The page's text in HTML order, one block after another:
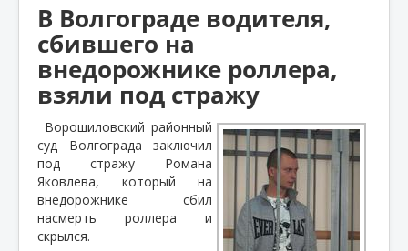
В Волгограде водителя,
сбившего на
внедорожнике роллера,
взяли под стражу
Ворошиловский районный
суд Волгограда заключил
под стражу Романа
Яковлева, который на
внедорожнике сбил
насмерть роллера и
скрылся.